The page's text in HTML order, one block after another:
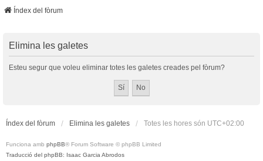
Índex del fòrum
Elimina les galetes
Esteu segur que voleu eliminar totes les galetes creades pel fòrum?
Índex del fòrum Elimina les galetes Totes les hores són UTC+02:00
Funciona amb phpBB® Forum Software © phpBB Limited
Traducció del phpBB: Isaac Garcia Abrodos